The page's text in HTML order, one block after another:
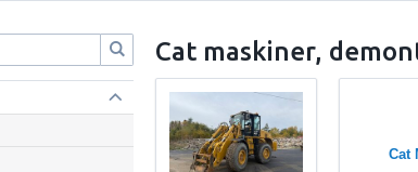
Cat maskiner,
Cat